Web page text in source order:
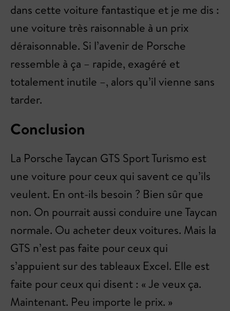
dans cette voiture fantastique et je me dis :
une voiture très raisonnable à un prix
déraisonnable. Si l’avenir de Porsche
ressemble à ça – rapide, exagéré et
totalement inutile –, alors qu’il vienne sans
tarder.
Conclusion
La Porsche Taycan GTS Sport Turismo est
une voiture pour ceux qui savent ce qu’ils
veulent. En ont-ils besoin ? Bien sûr que
non. On pourrait aussi conduire une Taycan
normale. Ou acheter deux voitures. Mais la
GTS n’est pas faite pour ceux qui
s’appuient sur des tableaux Excel. Elle est
faite pour ceux qui disent : « Je veux ça.
Maintenant. Peu importe le prix. »